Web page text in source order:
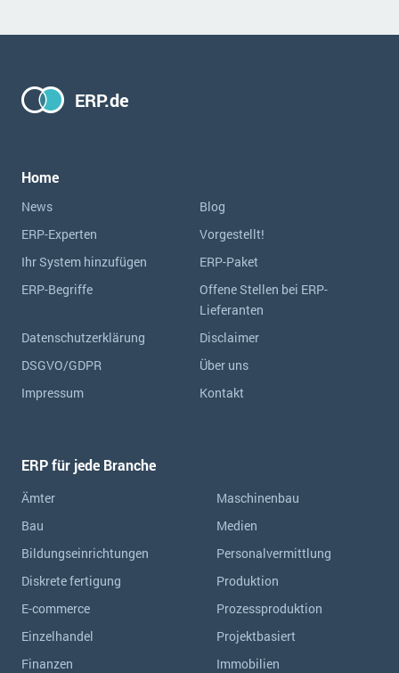
ERP.de
Home
News
Blog
ERP-Experten
Vorgestellt!
Ihr System hinzufügen
ERP-Paket
ERP-Begriffe
Offene Stellen bei ERP-
Lieferanten
Datenschutzerklärung
Disclaimer
DSGVO/GDPR
Über uns
Impressum
Kontakt
ERP für jede Branche
Ämter
Bau
Bildungseinrichtungen
Diskrete fertigung
E-commerce
Einzelhandel
Finanzen
Maschinenbau
Medien
Personalvermittlung
Produktion
Prozessproduktion
Projektbasiert
Immobilien